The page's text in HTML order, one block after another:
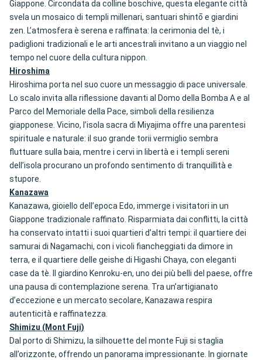
Giappone. Circondata da colline boschive, questa elegante città
svela un mosaico di templi millenari, santuari shintō e giardini
zen. L’atmosfera è serena e raffinata: la cerimonia del tè, i
padiglioni tradizionali e le arti ancestrali invitano a un viaggio nel
tempo nel cuore della cultura nippon.
Hiroshima
Hiroshima porta nel suo cuore un messaggio di pace universale.
Lo scalo invita alla riflessione davanti al Domo della Bomba A e al
Parco del Memoriale della Pace, simboli della resilienza
giapponese. Vicino, l’isola sacra di Miyajima offre una parentesi
spirituale e naturale: il suo grande torii vermiglio sembra
fluttuare sulla baia, mentre i cervi in libertà e i templi sereni
dell’isola procurano un profondo sentimento di tranquillità e
stupore.
Kanazawa
Kanazawa, gioiello dell’epoca Edo, immerge i visitatori in un
Giappone tradizionale raffinato. Risparmiata dai conflitti, la città
ha conservato intatti i suoi quartieri d’altri tempi: il quartiere dei
samurai di Nagamachi, con i vicoli fiancheggiati da dimore in
terra, e il quartiere delle geishe di Higashi Chaya, con eleganti
case da tè. Il giardino Kenroku-en, uno dei più belli del paese, offre
una pausa di contemplazione serena. Tra un’artigianato
d’eccezione e un mercato secolare, Kanazawa respira
autenticità e raffinatezza.
Shimizu (Mont Fuji)
Dal porto di Shimizu, la silhouette del monte Fuji si staglia
all’orizzonte, offrendo un panorama impressionante. In giornate